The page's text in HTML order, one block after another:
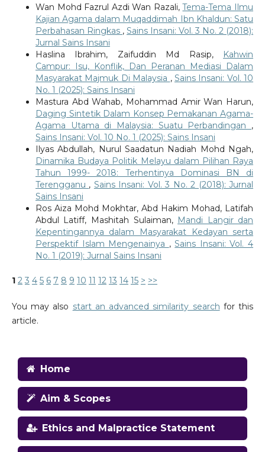
Wan Mohd Fazrul Azdi Wan Razali,Tema-Tema Ilmu
Kajian Agama dalam Muqaddimah Ibn Khaldun: Satu
Perbahasan Ringkas , Sains Insani: Vol. 3 No. 2 (2018):
Jurnal Sains Insani
Haslina Ibrahim, Zaifuddin Md Rasip,
Kahwin
Campur: Isu, Konflik, Dan Peranan Mediasi Dalam
Masyarakat Majmuk Di Malaysia , Sains Insani: Vol. 10
No. 1 (2025): Sains Insani
Mastura Abd Wahab, Mohammad Amir Wan Harun,
Daging Sintetik Dalam Konsep Pemakanan Agama-
Agama Utama di Malaysia: Suatu Perbandingan ,
Sains Insani: Vol. 10 No. 1 (2025): Sains Insani
Ilyas Abdullah, Nurul Saadatun Nadiah Mohd Ngah,
Dinamika Budaya Politik Melayu dalam Pilihan Raya
Tahun 1999- 2018: Terhentinya Dominasi BN di
Terengganu , Sains Insani: Vol. 3 No. 2 (2018): Jurnal
Sains Insani
Ros Aiza Mohd Mokhtar, Abd Hakim Mohad, Latifah
Abdul Latiff, Mashitah Sulaiman, Mandi Langir dan
Kepentingannya dalam Masyarakat Kedayan serta
Perspektif Islam Mengenainya ,Sains Insani: Vol. 4
No. 1 (2019): Jurnal Sains Insani
1 2 3 4 5 6 7 8 9 10 11 12 13 14 15 > >>
You may also start an advanced similarity search for this
article.
Home
Aim & Scopes
Ethics and Malpractice Statement